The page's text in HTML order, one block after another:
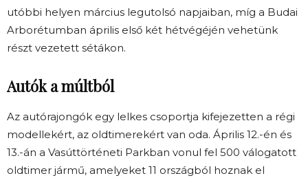
utóbbi helyen március legutolsó napjaiban, míg a Budai
Arborétumban április első két hétvégéjén vehetünk
részt vezetett sétákon.
Autók a múltból
Az autórajongók egy lelkes csoportja kifejezetten a régi
modellekért, az oldtimerekért van oda. Április 12.-én és
13.-án a Vasúttörténeti Parkban vonul fel 500 válogatott
oldtimer jármű, amelyeket 11 országból hoznak el